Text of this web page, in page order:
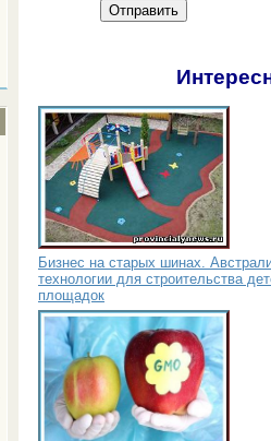
Отправить
Бизнес на старых шинах.
технологии для строительства
площадок